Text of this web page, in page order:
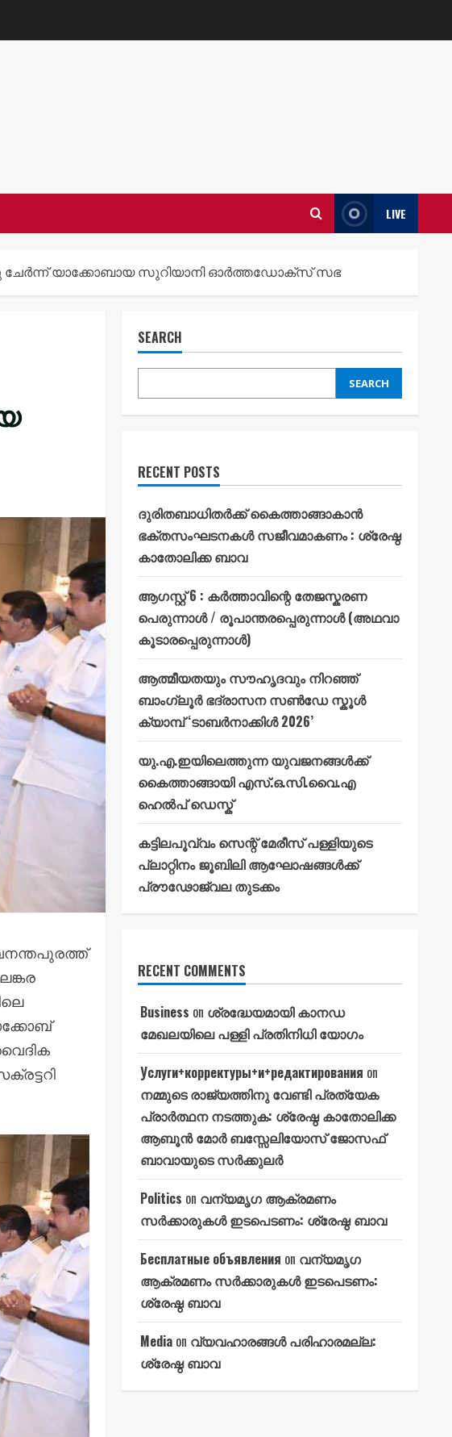
LIVE
ചേർന്ന് യാക്കോബായ സുറിയാനി ഓർത്തഡോക്സ് സഭ
SEARCH
SEARCH
RECENT POSTS
ദുരിതബാധിതർക്ക് കൈത്താങ്ങാകാൻ
ഭക്തസംഘടനകൾ സജീവമാകണം : ശ്രേഷ്ഠ
കാതോലിക്ക ബാവ
ആഗസ്റ്റ് 6 : കർത്താവിന്റെ തേജസ്കരണ
പെരുന്നാൾ / രൂപാന്തരപ്പെരുന്നാൾ (അഥവാ
കൂടാരപ്പെരുന്നാൾ)
ആത്മീയതയും സൗഹൃദവും നിറഞ്ഞ്
ബാംഗ്ലൂർ ഭദ്രാസന സൺഡേ സ്കൂൾ
ക്യാമ്പ് ‘ടാബർനാക്കിൾ 2026’
യു.എ.ഇയിലെത്തുന്ന യുവജനങ്ങൾക്ക്
കൈത്താങ്ങായി എസ്.ഒ.സി.വൈ.എ
ഹെൽപ് ഡെസ്ക്
കട്ടിലപൂവ്വം സെന്റ് മേരീസ് പള്ളിയുടെ
പ്ലാറ്റിനം ജൂബിലി ആഘോഷങ്ങൾക്ക്
പ്രൗഢോജ്വല തുടക്കം
RECENT COMMENTS
Business on ശ്രദ്ധേയമായി കാനഡ
മേഖലയിലെ പള്ളി പ്രതിനിധി യോഗം
Услуги+корректуры+и+редактирования on
നമ്മുടെ രാജ്യത്തിനു വേണ്ടി പ്രത്യേക
പ്രാർത്ഥന നടത്തുക: ശ്രേഷ്ഠ കാതോലിക്ക
ആബൂൻ മോർ ബസ്സേലിയോസ് ജോസഫ്
ബാവായുടെ സർക്കുലർ
Politics on വന്യമൃഗ ആക്രമണം
സർക്കാരുകൾ ഇടപെടണം: ശ്രേഷ്ഠ ബാവ
Бесплатные объявления on വന്യമൃഗ
ആക്രമണം സർക്കാരുകൾ ഇടപെടണം:
ശ്രേഷ്ഠ ബാവ
Media on വ്യവഹാരങ്ങൾ പരിഹാരമല്ല:
ശ്രേഷ്ഠ ബാവ